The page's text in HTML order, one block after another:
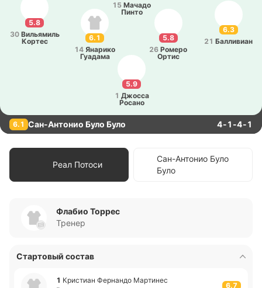
5.9
1 Джосса
Росано
6.3
21 Ба­лли­виан
5.8
26 Ромеро
Ортис
5.8
30 Ви­лья­миль
Кортес
6.1
14 Яна­ри­ко
Гуа­да­ма
15 Мачадо
Пинто
6.1 Сан-Антонио Було Було 4-1-4-1
Реал Потоси
Сан-Антонио Було
Було
Флабио Торрес
Тренер
Стартовый состав
1 Кри­стиан Фе­рна­ндо Ма­рти­нес
6.7